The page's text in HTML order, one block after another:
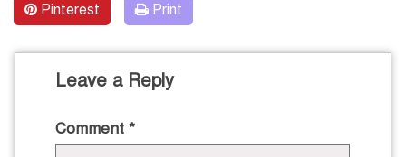
Pinterest Print
Leave a Reply
Comment *